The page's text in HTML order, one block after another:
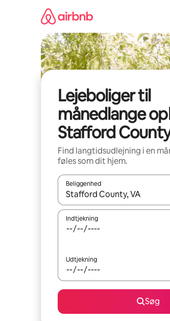
Lejeboliger til
månedlange
Stafford
Find langtidsudlejning i en
føles som dit hjem.
Beliggenhed
Når resultaterne er
Indtjekning
Udtjekning
Søg